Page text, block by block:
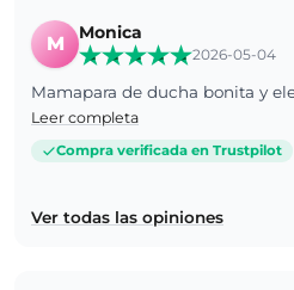
M
Monica
2026-05-04
Leer completa
Compra verificada en Trustpilot
Ver todas las opiniones